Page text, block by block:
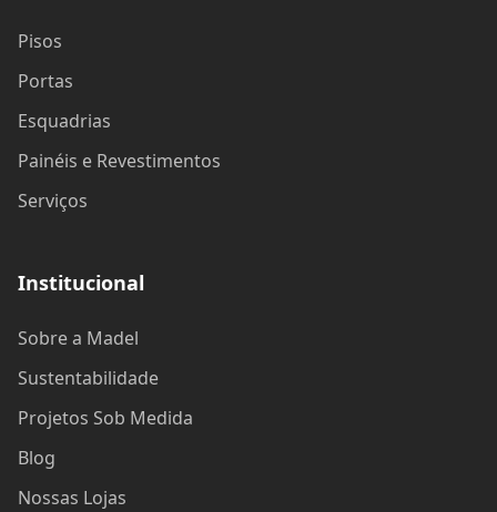
Pisos
Portas
Esquadrias
Painéis e Revestimentos
Serviços
Institucional
Sobre a Madel
Sustentabilidade
Projetos Sob Medida
Blog
Nossas Lojas